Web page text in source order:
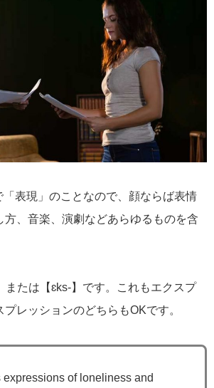
表現」のことなので、顔ならば表情
方、音楽、演劇などあらゆるものを含
または【ɛks-】です。これもエクスプ
レッションのどちらもOKです。
expressions of loneliness and